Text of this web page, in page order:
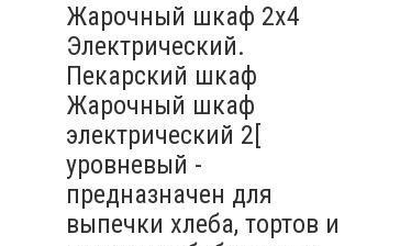
Жарочный шкаф 2х4
Электрический.
Пекарский шкаф
Жарочный шкаф
электрический 2[
уровневый -
предназначен для
выпечки хлеба, тортов и